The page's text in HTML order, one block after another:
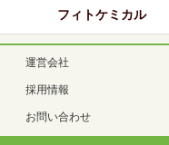
フィトケミカル
運営会社
採用情報
お問い合わせ